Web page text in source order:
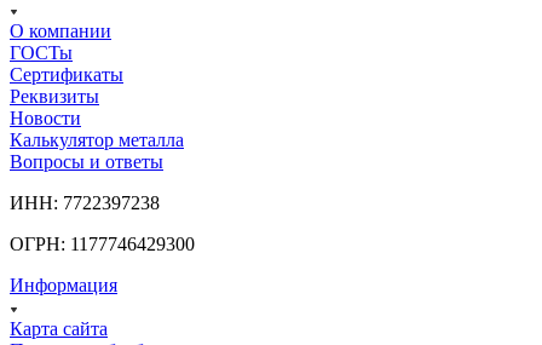
О компании
ГОСТы
Сертификаты
Реквизиты
Новости
Калькулятор металла
Вопросы и ответы
ИНН: 7722397238
ОГРН: 1177746429300
Информация
Карта сайта